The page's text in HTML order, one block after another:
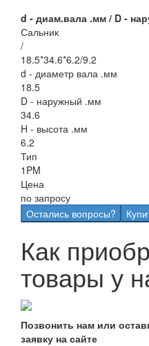
d - диам.вала .мм / D -
Сальник
/
18.5*34.6*6.2/9.2
d - диаметр вала .мм
18.5
D - наружный .мм
34.6
H - высота .мм
6.2
Тип
1PM
Цена
по запросу
Остались вопросы?
Как
товары у
Позвонить нам или
заявку на сайте